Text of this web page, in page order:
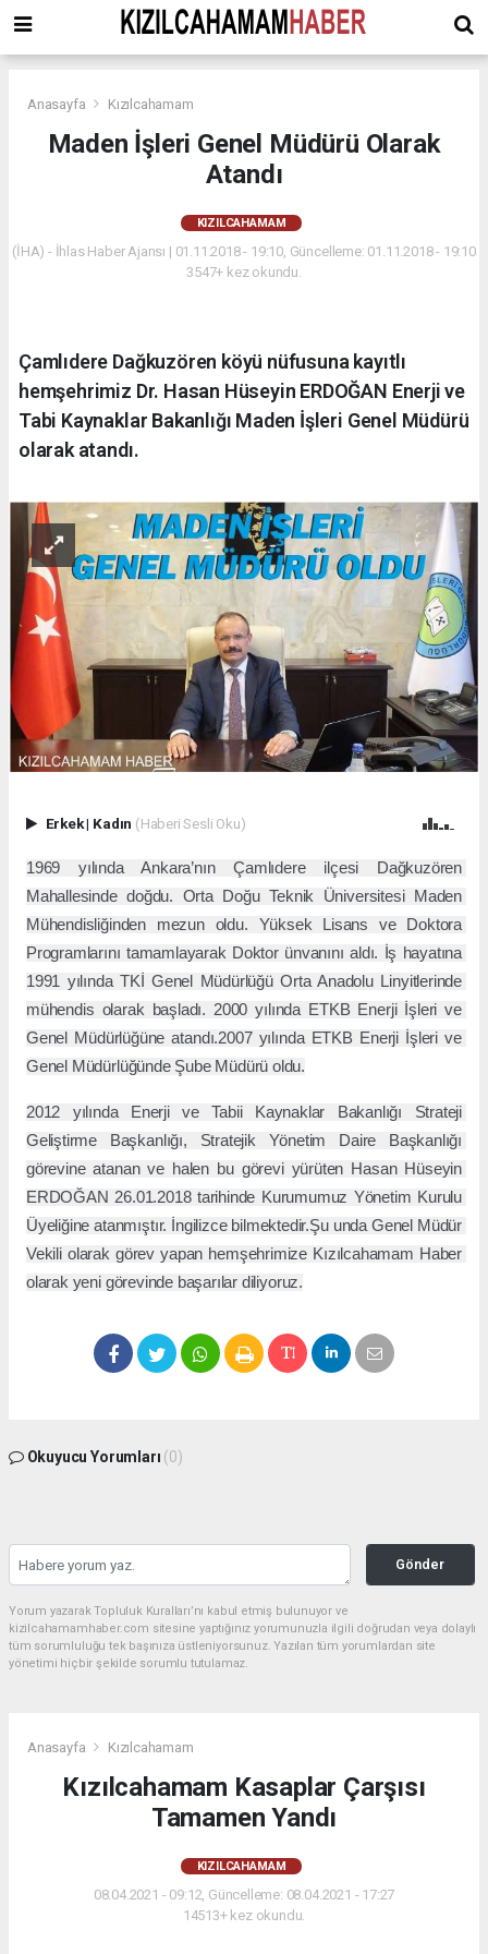
Anasayfa Kızılcahamam
Maden İşleri Genel Müdürü Olarak
Atandı
KIZILCAHAMAM
(İHA) - İhlas Haber Ajansı | 01.11.2018 - 19:10, Güncelleme: 01.11.2018 - 19:10
3547+ kez okundu.
Çamlıdere Dağkuzören köyü nüfusuna kayıtlı
hemşehrimiz Dr. Hasan Hüseyin ERDOĞAN Enerji ve
Tabi Kaynaklar Bakanlığı Maden İşleri Genel Müdürü
olarak atandı.
Erkek| Kadın (Haberi Sesli Oku)
1969 yılında Ankara’nın Çamlıdere ilçesi Dağkuzören
Mahallesinde doğdu. Orta Doğu Teknik Üniversitesi Maden
Mühendisliğinden mezun oldu. Yüksek Lisans ve Doktora
Programlarını tamamlayarak Doktor ünvanını aldı. İş hayatına
1991 yılında TKİ Genel Müdürlüğü Orta Anadolu Linyitlerinde
mühendis olarak başladı. 2000 yılında ETKB Enerji İşleri ve
Genel Müdürlüğüne atandı.2007 yılında ETKB Enerji İşleri ve
Genel Müdürlüğünde Şube Müdürü oldu.
2012 yılında Enerji ve Tabii Kaynaklar Bakanlığı Strateji
Geliştirme Başkanlığı, Stratejik Yönetim Daire Başkanlığı
görevine atanan ve halen bu görevi yürüten Hasan Hüseyin
ERDOĞAN 26.01.2018 tarihinde Kurumumuz Yönetim Kurulu
Üyeliğine atanmıştır. İngilizce bilmektedir.Şu unda Genel Müdür
Vekili olarak görev yapan hemşehrimize Kızılcahamam Haber
olarak yeni görevinde başarılar diliyoruz.
Okuyucu Yorumları (0)
Gönder
Yorum yazarak Topluluk Kuralları’nı kabul etmiş bulunuyor ve
kizilcahamamhaber.com sitesine yaptığınız yorumunuzla ilgili doğrudan veya dolaylı
tüm sorumluluğu tek başınıza üstleniyorsunuz. Yazılan tüm yorumlardan site
yönetimi hiçbir şekilde sorumlu tutulamaz.
Anasayfa Kızılcahamam
Kızılcahamam Kasaplar Çarşısı
Tamamen Yandı
KIZILCAHAMAM
08.04.2021 - 09:12, Güncelleme: 08.04.2021 - 17:27
14513+ kez okundu.